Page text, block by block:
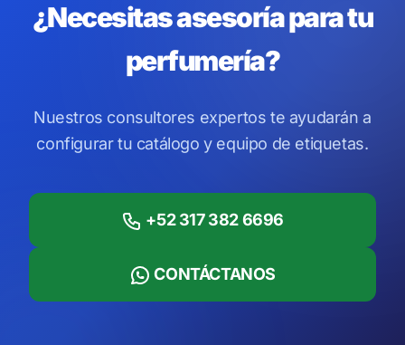
¿Necesitas asesoría para tu
perfumería?
Nuestros consultores expertos te ayudarán a
configurar tu catálogo y equipo de etiquetas.
+52 317 382 6696
CONTÁCTANOS